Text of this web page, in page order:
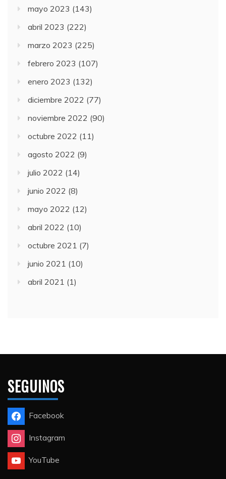
mayo 2023 (143)
abril 2023 (222)
marzo 2023 (225)
febrero 2023 (107)
enero 2023 (132)
diciembre 2022 (77)
noviembre 2022 (90)
octubre 2022 (11)
agosto 2022 (9)
julio 2022 (14)
junio 2022 (8)
mayo 2022 (12)
abril 2022 (10)
octubre 2021 (7)
junio 2021 (10)
abril 2021 (1)
SEGUINOS
Facebook
Instagram
YouTube